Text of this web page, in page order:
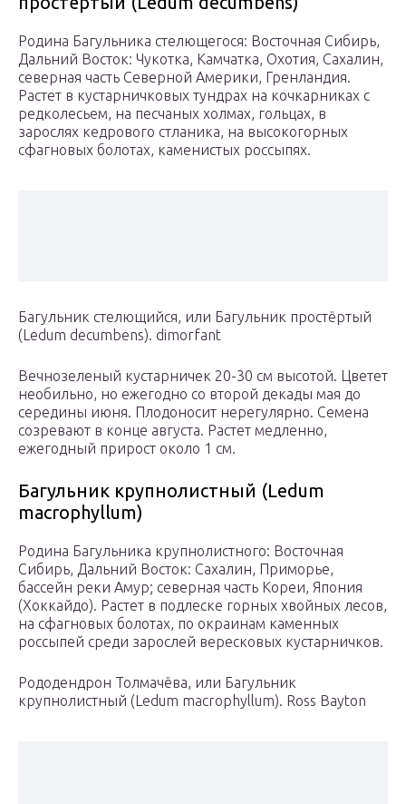
Родина Багульника стелющегося: Восточная Сибирь,
Дальний Восток: Чукотка, Камчатка, Охотия, Сахалин,
северная часть Северной Америки, Гренландия.
Растет в кустарничковых тундрах на кочкарниках с
редколесьем, на песчаных холмах, гольцах, в
зарослях кедрового стланика, на высокогорных
сфагновых болотах, каменистых россыпях.
Багульник стелющийся, или Багульник простёртый
(Ledum decumbens). dimorfant
Вечнозеленый кустарничек 20-30 см высотой. Цветет
необильно, но ежегодно со второй декады мая до
середины июня. Плодоносит нерегулярно. Семена
созревают в конце августа. Растет медленно,
ежегодный прирост около 1 см.
Багульник крупнолистный (Ledum
macrophyllum)
Родина Багульника крупнолистного: Восточная
Сибирь, Дальний Восток: Сахалин, Приморье,
бассейн реки Амур; северная часть Кореи, Япония
(Хоккайдо). Растет в подлеске горных хвойных лесов,
на сфагновых болотах, по окраинам каменных
россыпей среди зарослей вересковых кустарничков.
Рододендрон Толмачёва, или Багульник
крупнолистный (Ledum macrophyllum). Ross Bayton